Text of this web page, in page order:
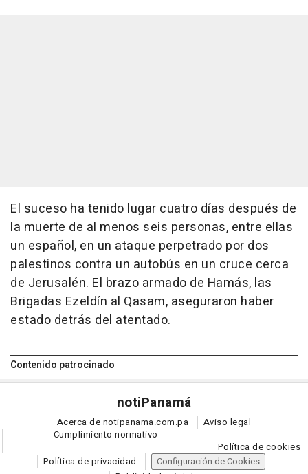
El suceso ha tenido lugar cuatro días después de
la muerte de al menos seis personas, entre ellas
un español, en un ataque perpetrado por dos
palestinos contra un autobús en un cruce cerca
de Jerusalén. El brazo armado de Hamás, las
Brigadas Ezeldín al Qasam, aseguraron haber
estado detrás del atentado.
Contenido patrocinado
notiPanamá
Acerca de notipanama.com.pa
Aviso legal
Cumplimiento normativo
Política de cookies
Política de privacidad
Configuración de Cookies